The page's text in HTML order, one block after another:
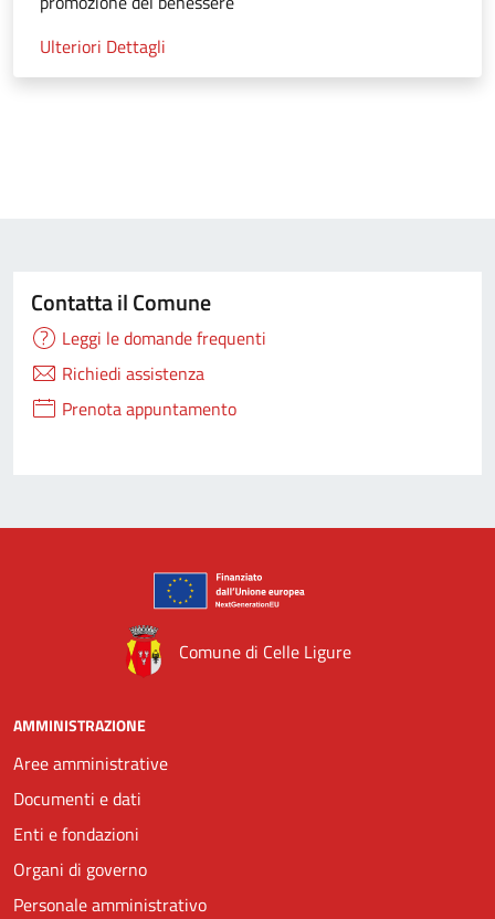
Ulteriori Dettagli
Contatta il Comune
Leggi le domande frequenti
Richiedi assistenza
Prenota appuntamento
Comune di Celle Ligure
AMMINISTRAZIONE
Aree amministrative
Documenti e dati
Enti e fondazioni
Organi di governo
Personale amministrativo